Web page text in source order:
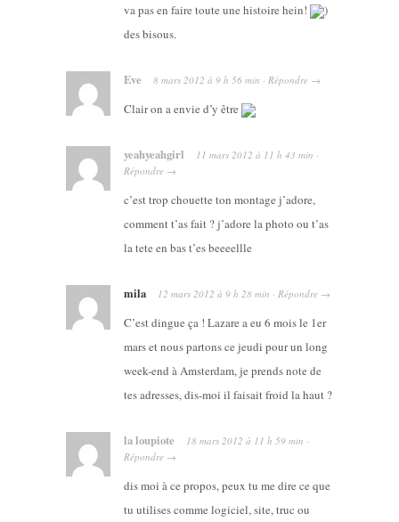
va pas en faire toute une histoire hein!
)
des bisous.
Eve 8 mars 2012 à 9 h 56 min · Répondre →
Clair on a envie d’y être
yeahyeahgirl 11 mars 2012 à 11 h 43 min ·
Répondre →
c’est trop chouette ton montage j’adore,
comment t’as fait ? j’adore la photo ou t’as
la tete en bas t’es beeeellle
mila 12 mars 2012 à 9 h 28 min · Répondre →
C’est dingue ça ! Lazare a eu 6 mois le 1er
mars et nous partons ce jeudi pour un long
week-end à Amsterdam, je prends note de
tes adresses, dis-moi il faisait froid la haut ?
la loupiote 18 mars 2012 à 11 h 59 min ·
Répondre →
dis moi à ce propos, peux tu me dire ce que
tu utilises comme logiciel, site, truc ou